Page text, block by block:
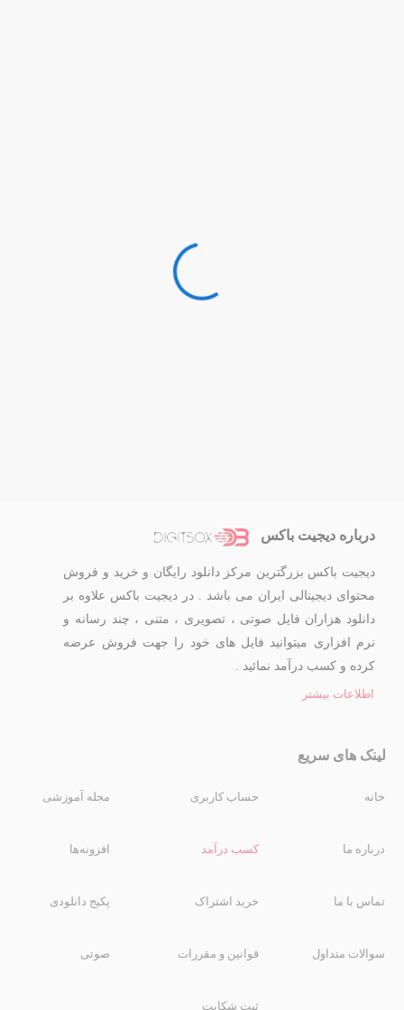
درباره دیجیت باکس
دیجیت باکس بزرگترین مرکز دانلود رایگان و خرید و فروش
محتوای دیجیتالی ایران می باشد . در دیجیت باکس علاوه بر
دانلود هزاران فایل صوتی ، تصویری ، متنی ، چند رسانه و
نرم افزاری میتوانید فایل های خود را جهت فروش عرضه
کرده و کسب درآمد نمائید .
اطلاعات بیشتر
لینک های سریع
خانه
درباره ما
تماس با ما
سوالات متداول
حساب کاربری
کسب درآمد
خرید اشتراک
قوانین و مقررات
ثبت شکایت
مجله آموزشی
افزونه‌ها
پکیج دانلودی
صوتی